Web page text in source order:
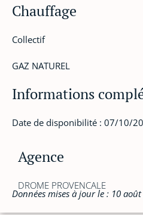
Chauffage
Collectif
GAZ NATUREL
Informations
Date de disponibilité : 07/10/
Agence
DROME PROVENCALE
Données mises à jour le : 10